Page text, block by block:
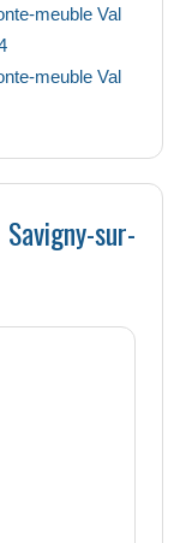
meuble Val
meuble Val
sur-